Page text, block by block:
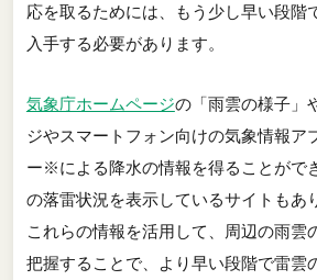
応を取るためには、もう少し早い段階
入手する必要があります。
気象庁ホームページの「雨雲の様子」
ジやスマートフォン向けの気象情報ア
ー※による降水の情報を得ることがで
の落雷状況を表示しているサイトもあ
これらの情報を活用して、周辺の雨雲
把握することで、より早い段階で雷雲